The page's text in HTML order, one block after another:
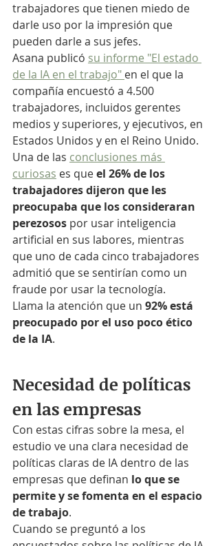
trabajadores que tienen miedo de
darle uso por la impresión que
pueden darle a sus jefes.
Asana publicó su informe "El estado
de la IA en el trabajo" en el que la
compañía encuestó a 4.500
trabajadores, incluidos gerentes
medios y superiores, y ejecutivos, en
Estados Unidos y en el Reino Unido.
Una de las conclusiones más
curiosas es que el 26% de los
trabajadores dijeron que les
preocupaba que los consideraran
perezosos por usar inteligencia
artificial en sus labores, mientras
que uno de cada cinco trabajadores
admitió que se sentirían como un
fraude por usar la tecnología.
Llama la atención que un 92% está
preocupado por el uso poco ético
de la IA.
Necesidad de políticas
en las empresas
Con estas cifras sobre la mesa, el
estudio ve una clara necesidad de
políticas claras de IA dentro de las
empresas que definan lo que se
permite y se fomenta en el espacio
de trabajo.
Cuando se preguntó a los